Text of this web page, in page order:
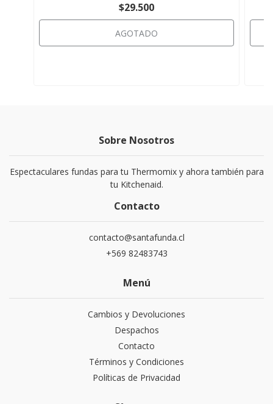
$29.500
AGOTADO
Sobre Nosotros
Espectaculares fundas para tu Thermomix y ahora también para
tu Kitchenaid.
Contacto
contacto@santafunda.cl
+569 82483743
Menú
Cambios y Devoluciones
Despachos
Contacto
Términos y Condiciones
Políticas de Privacidad